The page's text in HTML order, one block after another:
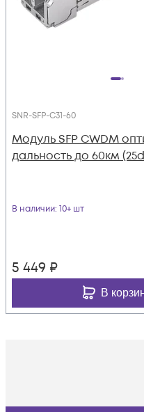
SNR-SFP-C31-60
Модуль SFP CWDM
дальность до 60км
В наличии: 10+ шт
5 449 ₽
В